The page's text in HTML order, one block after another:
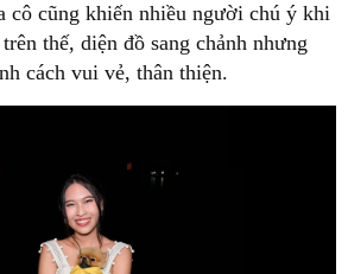
cô cũng khiến nhiều người chú ý khi
thế, diện đồ sang chảnh nhưng
cách vui vẻ, thân thiện.